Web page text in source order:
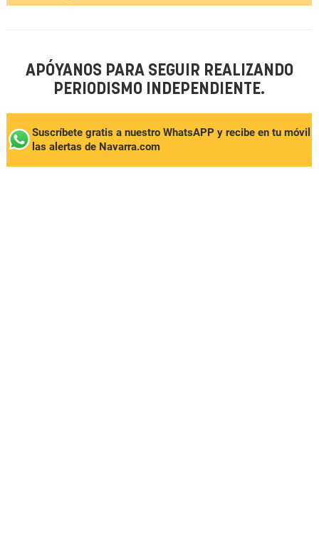
APÓYANOS PARA SEGUIR REALIZANDO
PERIODISMO INDEPENDIENTE.
Suscríbete gratis a nuestro WhatsAPP y recibe en tu móvil
las alertas de Navarra.com